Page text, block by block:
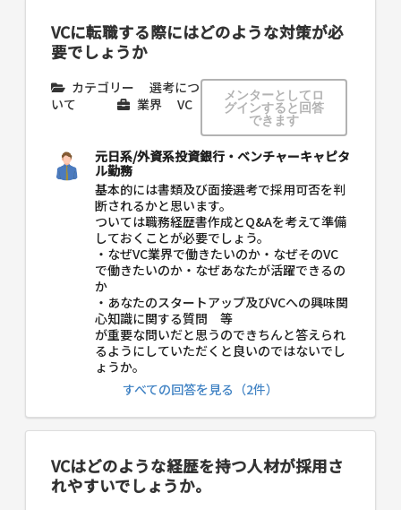
VCに転職する際にはどのような対策が必
要でしょうか
カテゴリー
選考につ
いて
業界 VC
メンターとしてロ
グインすると回答
できます
元日系/外資系投資銀行・ベンチャーキャピタ
ル勤務
基本的には書類及び面接選考で採用可否を判
断されるかと思います。
ついては職務経歴書作成とQ&Aを考えて準備
しておくことが必要でしょう。
・なぜVC業界で働きたいのか・なぜそのVC
で働きたいのか・なぜあなたが活躍できるの
か
・あなたのスタートアップ及びVCへの興味関
心知識に関する質問 等
が重要な問いだと思うのできちんと答えられ
るようにしていただくと良いのではないでし
ょうか。
すべての回答を見る（2件）
VCはどのような経歴を持つ人材が採用さ
れやすいでしょうか。